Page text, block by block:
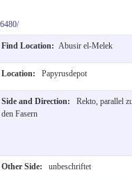
Find Location: Abusir el-Melek
Location: Papyrusdepot
Side and Direction:
Rekto, parallel
den Fasern
Other Side: unbeschriftet